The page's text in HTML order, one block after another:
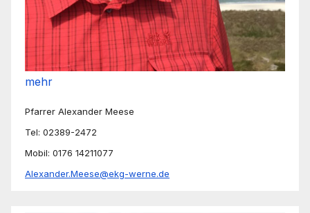
mehr
Pfarrer Alexander Meese
Tel: 02389-2472
Mobil: 0176 14211077
Alexander.Meese@ekg-werne.de